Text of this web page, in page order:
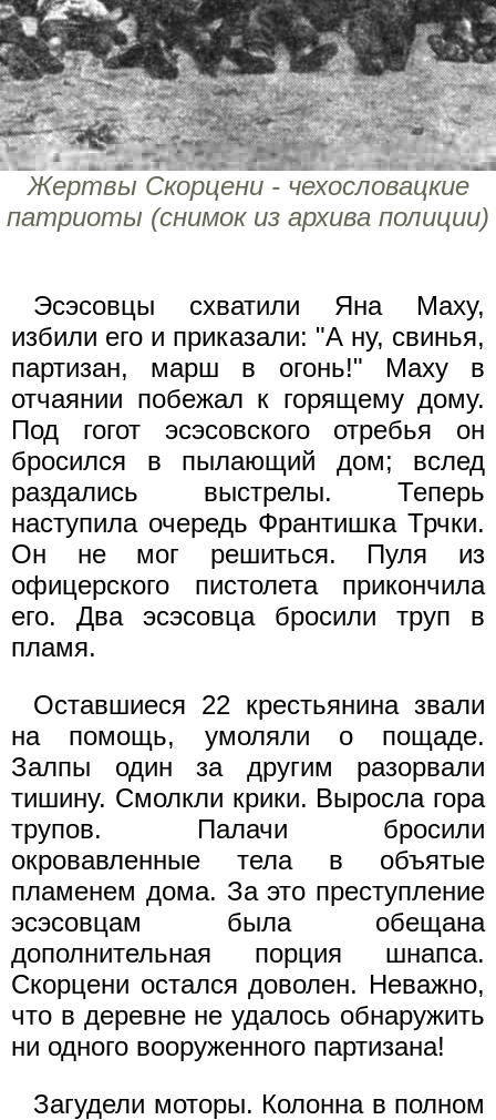
Жертвы Скорцени - чехословацкие
патриоты (снимок из архива полиции)
Эсэсовцы схватили Яна Маху,
избили его и приказали: "А ну, свинья,
партизан, марш в огонь!" Маху в
отчаянии побежал к горящему дому.
Под гогот эсэсовского отребья он
бросился в пылающий дом; вслед
раздались выстрелы. Теперь
наступила очередь Франтишка Трчки.
Он не мог решиться. Пуля из
офицерского пистолета прикончила
его. Два эсэсовца бросили труп в
пламя.
Оставшиеся 22 крестьянина звали
на помощь, умоляли о пощаде.
Залпы один за другим разорвали
тишину. Смолкли крики. Выросла гора
трупов. Палачи бросили
окровавленные тела в объятые
пламенем дома. За это преступление
эсэсовцам была обещана
дополнительная порция шнапса.
Скорцени остался доволен. Неважно,
что в деревне не удалось обнаружить
ни одного вооруженного партизана!
Загудели моторы. Колонна в полном